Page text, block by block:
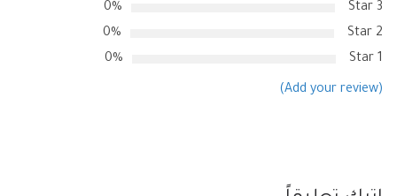
3 Star
0%
2 Star
0%
1 Star
0%
(Add your review)